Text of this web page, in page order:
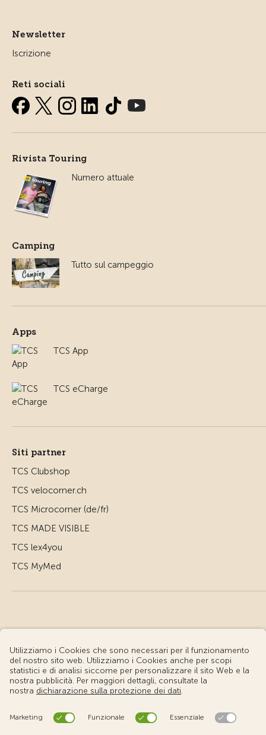
Newsletter
Iscrizione
Reti sociali
Rivista Touring
Numero attuale
Camping
Tutto sul campeggio
Apps
TCS App
TCS eCharge
Siti partner
TCS Clubshop
TCS velocorner.ch
TCS Microcorner (de/fr)
TCS MADE VISIBLE
TCS lex4you
TCS MyMed
© Touring Club Svizzero
Condizioni d'uso – Informazioni giuridiche